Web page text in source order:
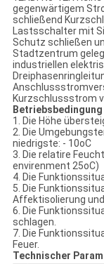
gegenwärtigem
schließend
Lastsschalter mit
Schutz schließen
Stadtzentrum
industriellen
Kurzschlussstrom
Betriebsbedingung
1. Die Höhe
2. Die
niedrigste: - 10oC
3. Die relatire
envirenment 25oC)
4. Die
5. Die
Affektisolierung
6. Die
schlagen.
7. Die
Feuer.
Technischer